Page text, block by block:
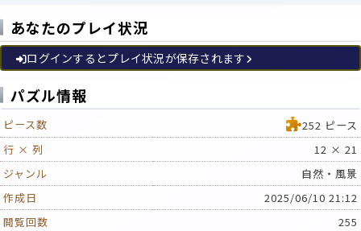
あなたのプレイ状況
ログインするとプレイ状況が保存されます
パズル情報
ピース数
252 ピース
行 × 列
12 × 21
ジャンル
自然・風景
作成日
2025/06/10 21:12
閲覧回数
255